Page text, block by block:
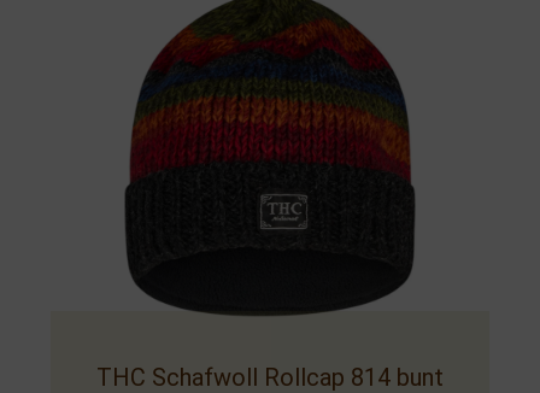
THC Schafwoll Rollcap 814 bunt